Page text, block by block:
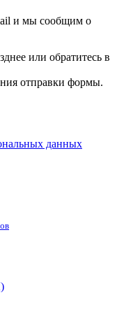
и мы сообщим о
или обратитесь в
отправки формы.
данных